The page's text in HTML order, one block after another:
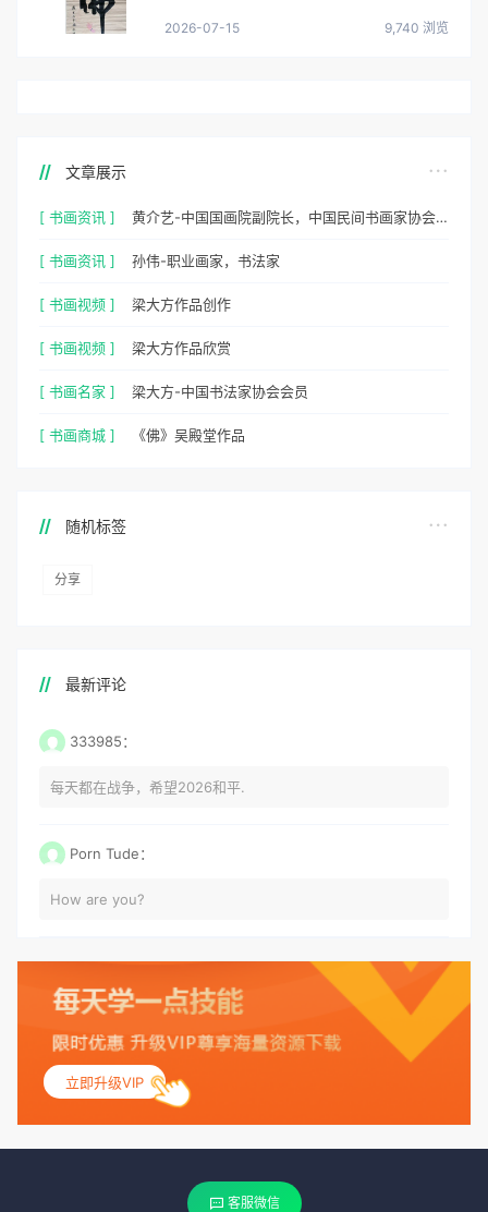
2026-07-15 9,740 浏览
文章展示
[ 书画资讯 ] 黄介艺-中国国画院副院长，中国民间书画家协会副主席
[ 书画资讯 ] 孙伟-职业画家，书法家
[ 书画视频 ] 梁大方作品创作
[ 书画视频 ] 梁大方作品欣赏
[ 书画名家 ] 梁大方-中国书法家协会会员
[ 书画商城 ] 《佛》吴殿堂作品
随机标签
分享
最新评论
333985：
每天都在战争，希望2026和平.
Porn Tude：
How are you?
立即升级VIP
客服微信